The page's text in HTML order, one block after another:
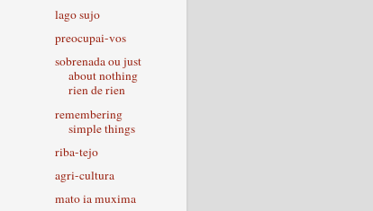
lago sujo
preocupai-vos
sobrenada ou just
about nothing
rien de rien
remembering
simple things
riba-tejo
agri-cultura
mato ia muxima